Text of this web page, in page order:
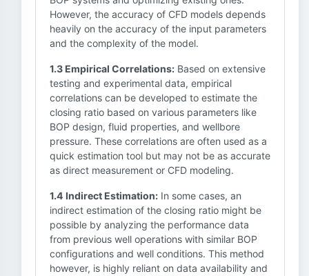
However, the accuracy of CFD models depends
heavily on the accuracy of the input parameters
and the complexity of the model.
1.3 Empirical Correlations: Based on extensive
testing and experimental data, empirical
correlations can be developed to estimate the
closing ratio based on various parameters like
BOP design, fluid properties, and wellbore
pressure. These correlations are often used as a
quick estimation tool but may not be as accurate
as direct measurement or CFD modeling.
1.4 Indirect Estimation: In some cases, an
indirect estimation of the closing ratio might be
possible by analyzing the performance data
from previous well operations with similar BOP
configurations and well conditions. This method
however, is highly reliant on data availability and